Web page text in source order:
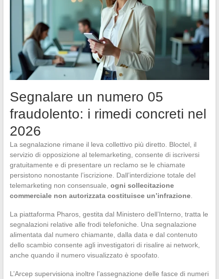
Segnalare un numero 05
fraudolento: i rimedi concreti nel
2026
La segnalazione rimane il leva collettivo più diretto. Bloctel, il
servizio di opposizione al telemarketing, consente di iscriversi
gratuitamente e di presentare un reclamo se le chiamate
persistono nonostante l’iscrizione. Dall’interdizione totale del
telemarketing non consensuale, ogni sollecitazione
commerciale non autorizzata costituisce un’infrazione.
La piattaforma Pharos, gestita dal Ministero dell’Interno, tratta le
segnalazioni relative alle frodi telefoniche. Una segnalazione
alimentata dal numero chiamante, dalla data e dal contenuto
dello scambio consente agli investigatori di risalire ai network,
anche quando il numero visualizzato è spoofato.
L’Arcep supervisiona inoltre l’assegnazione delle fasce di numeri